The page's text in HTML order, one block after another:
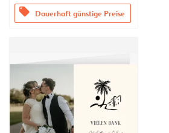
offers Dauerhaft günstige Preise